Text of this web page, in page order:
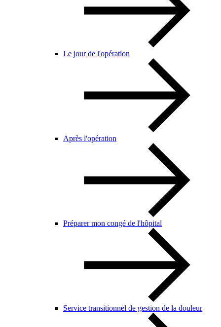
Le jour de l'opération
Après l'opération
Préparer mon congé de l'hôpital
Service transitionnel de gestion de la douleur